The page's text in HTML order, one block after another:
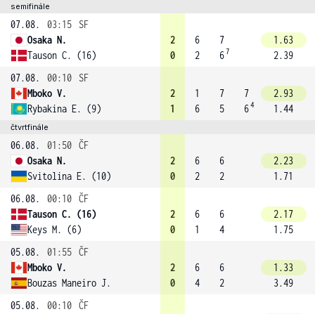
semifinále
07.08. 03:15
SF
Osaka N.
Tauson C. (16)
2
0
6
2
7
67
1.63
2.39
07.08.
00:10
SF
Mboko V.
Rybakina E. (9)
2
1
1
6
7
5
7
64
2.93
1.44
čtvrtfinále
06.08. 01:50 ČF
Osaka N.
Svitolina E. (10)
2
0
6
2
6
2
2.23
1.71
06.08.
00:10 ČF
Tauson C. (16)
Keys M. (6)
2
0
6
1
6
4
2.17
1.75
05.08.
01:55 ČF
Mboko V.
Bouzas Maneiro J.
2
0
6
4
6
2
1.33
3.49
05.08.
00:10 ČF